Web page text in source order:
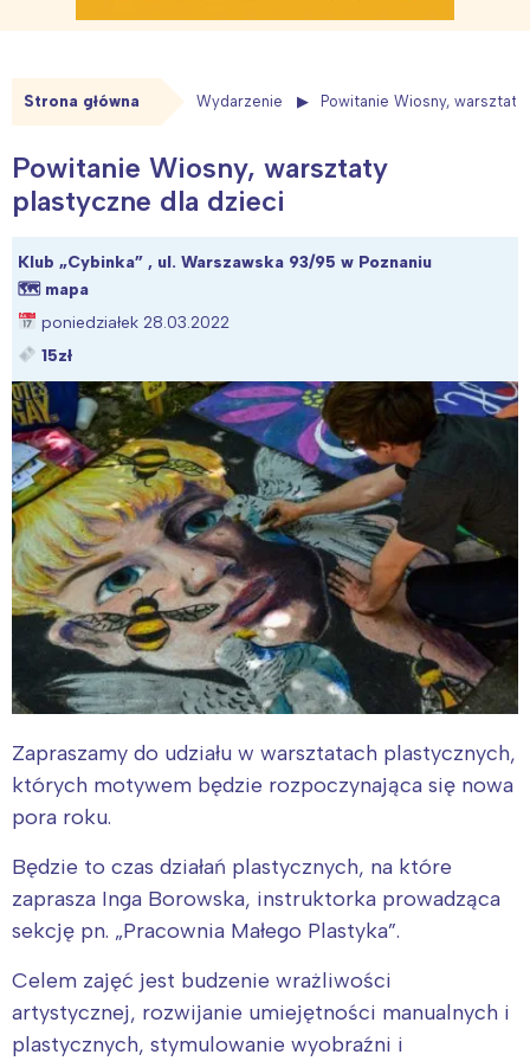
Strona główna Wydarzenie Powitanie Wiosny,
Powitanie Wiosny, warsztaty
plastyczne dla dzieci
Klub „Cybinka” , ul. Warszawska 93/95 w Poznaniu
🗺 mapa
poniedziałek 28.03.2022
15zł
Zapraszamy do udziału w warsztatach plastycznych,
których motywem będzie rozpoczynająca się nowa
pora roku.
Będzie to czas działań plastycznych, na które
zaprasza Inga Borowska, instruktorka prowadząca
sekcję pn. „Pracownia Małego Plastyka”.
Celem zajęć jest budzenie wrażliwości
artystycznej, rozwijanie umiejętności manualnych i
plastycznych, stymulowanie wyobraźni i